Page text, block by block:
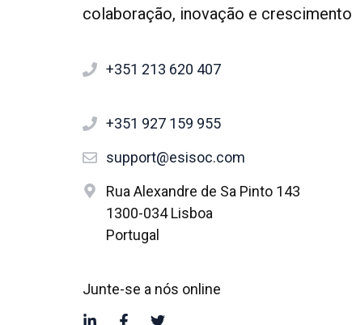
colaboração, inovação e
+351 213 620 407
+351 927 159 955
support@esisoc.com
Rua Alexandre de Sa Pinto 143
1300-034 Lisboa
Portugal
Junte-se a nós online